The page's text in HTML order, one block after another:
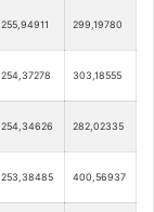
255,94911 299,19780
254,37278 303,18555
254,34626 282,02335
253,38485 400,56937